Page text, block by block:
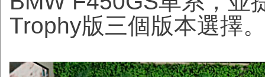
Trophy版三個版本選擇